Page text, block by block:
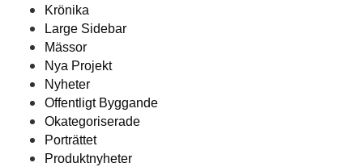
Krönika
Large Sidebar
Mässor
Nya Projekt
Nyheter
Offentligt Byggande
Okategoriserade
Porträttet
Produktnyheter